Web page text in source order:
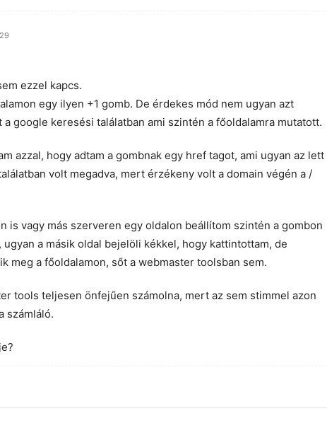
ezzel kapcs.
egy ilyen +1 gomb. De érdekes mód nem ugyan azt
a google keresési találatban ami szintén a főoldalamra mutatott.
azzal, hogy adtam a gombnak egy href tagot, ami ugyan az lett
volt megadva, mert érzékeny volt a domain végén a /
is vagy más szerveren egy oldalon beállítom szintén a gombon
ugyan a másik oldal bejelöli kékkel, hogy kattintottam, de
meg a főoldalamon, sőt a webmaster toolsban sem.
tools teljesen önfejűen számolna, mert az sem stimmel azon
számláló.